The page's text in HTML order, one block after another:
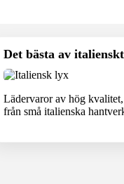
Det bästa av
Lädervaror av hög
från små italienska